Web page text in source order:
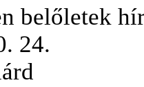
belőletek
24.